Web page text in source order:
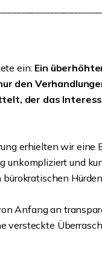
ein: Ein
den
der das
erhielten wir eine
unkompliziert und
Anfang an
versteckte